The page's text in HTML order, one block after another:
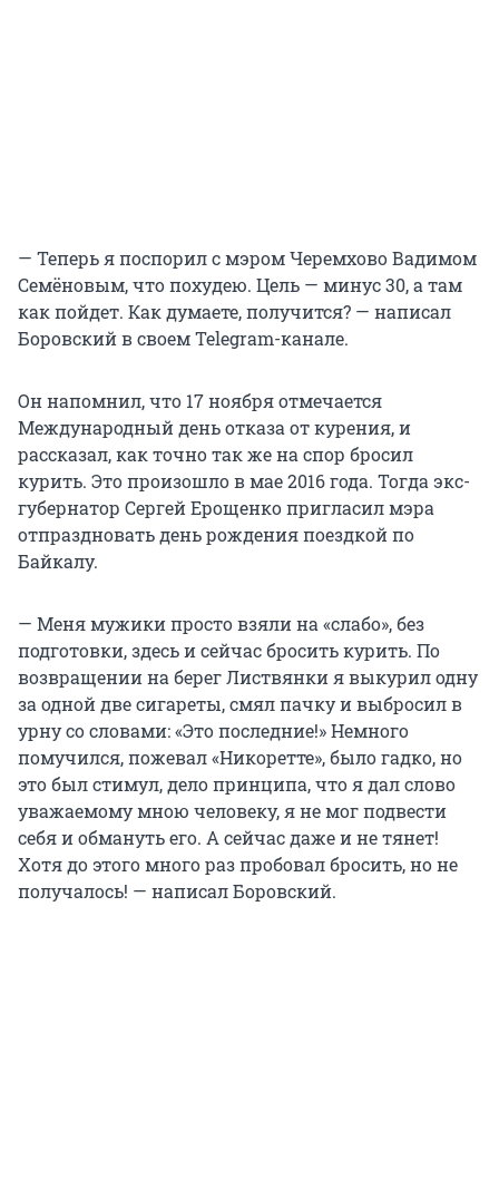
— Теперь я поспорил с мэром Черемхово Вадимом
Семёновым, что похудею. Цель — минус 30, а там
как пойдет. Как думаете, получится? — написал
Боровский в своем Telegram-канале.
Он напомнил, что 17 ноября отмечается
Международный день отказа от курения, и
рассказал, как точно так же на спор бросил
курить. Это произошло в мае 2016 года. Тогда экс-
губернатор Сергей Ерощенко пригласил мэра
отпраздновать день рождения поездкой по
Байкалу.
— Меня мужики просто взяли на «слабо», без
подготовки, здесь и сейчас бросить курить. По
возвращении на берег Листвянки я выкурил одну
за одной две сигареты, смял пачку и выбросил в
урну со словами: «Это последние!» Немного
помучился, пожевал «Никоретте», было гадко, но
это был стимул, дело принципа, что я дал слово
уважаемому мною человеку, я не мог подвести
себя и обмануть его. А сейчас даже и не тянет!
Хотя до этого много раз пробовал бросить, но не
получалось! — написал Боровский.